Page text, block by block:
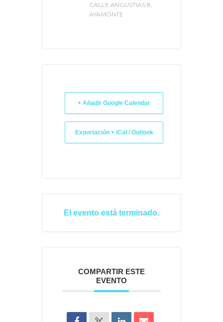
CALLE ANGUSTIAS 8,
AYAMONTE
+ Añadir Google Calendar
Exportación + iCal / Outlook
El evento está terminado.
COMPARTIR ESTE
EVENTO